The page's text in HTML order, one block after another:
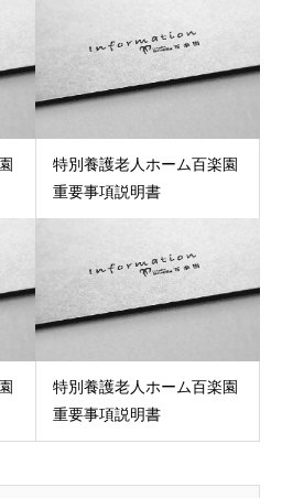
特別養護老人ホーム百楽園
重要事項説明書
特別養護老人ホーム百楽園
重要事項説明書